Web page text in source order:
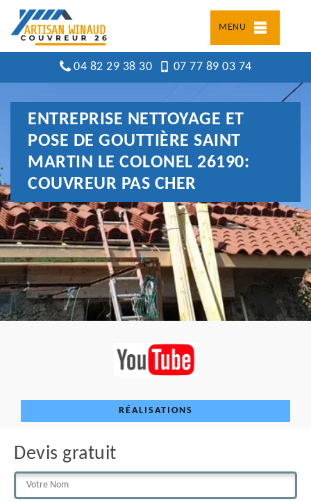
MENU
04 82 29 38 30 07 77 89 03 74
ENTREPRISE NETTOYAGE ET
POSE DE GOUTTIÈRE SAINT
MARTIN LE COLONEL 26190:
COUVREUR PAS CHER
RÉALISATIONS
Devis gratuit